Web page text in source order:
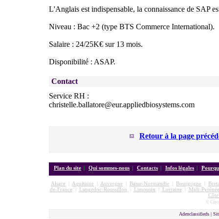
L'Anglais est indispensable, la connaissance de SAP
Niveau : Bac +2 (type BTS Commerce International).
Salaire : 24/25K€ sur 13 mois.
Disponibilité : ASAP.
Contact
Service RH :
christelle.ballatore@eur.appliedbiosystems.com
Retour à la page
Plan du site | Qui sommes-nous | Contacts | Infos légales |
Alsace Aquitaine Auvergne Basse-Normandie Bourgogne
de-France| Langedoc-Roussillon Limousin Lorraine|
Midi-
©
Adenclassifieds |